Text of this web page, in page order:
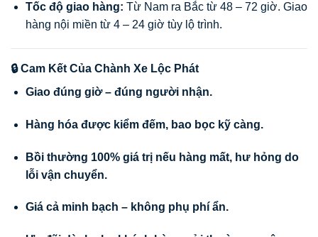
Tốc độ giao hàng: Từ Nam ra Bắc từ 48 – 72 giờ. Giao
hàng nội miền từ 4 – 24 giờ tùy lộ trình.
🔒 Cam Kết Của Chành Xe Lộc Phát
Giao đúng giờ – đúng người nhận.
Hàng hóa được kiểm đếm, bao bọc kỹ càng.
Bồi thường 100% giá trị nếu hàng mất, hư hỏng do
lỗi vận chuyển.
Giá cả minh bạch – không phụ phí ẩn.